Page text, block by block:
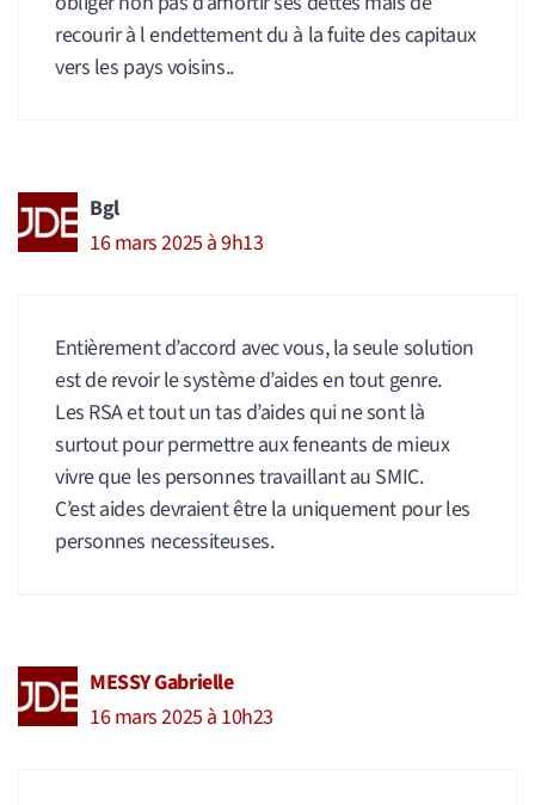
recourir à l endettement du à la fuite des capitaux
vers les pays voisins..
Bgl
16 mars 2025 à 9h13
Entièrement d’accord avec vous, la seule solution
est de revoir le système d’aides en tout genre.
Les RSA et tout un tas d’aides qui ne sont là
surtout pour permettre aux feneants de mieux
vivre que les personnes travaillant au SMIC.
C’est aides devraient être la uniquement pour les
personnes necessiteuses.
MESSY Gabrielle
16 mars 2025 à 10h23